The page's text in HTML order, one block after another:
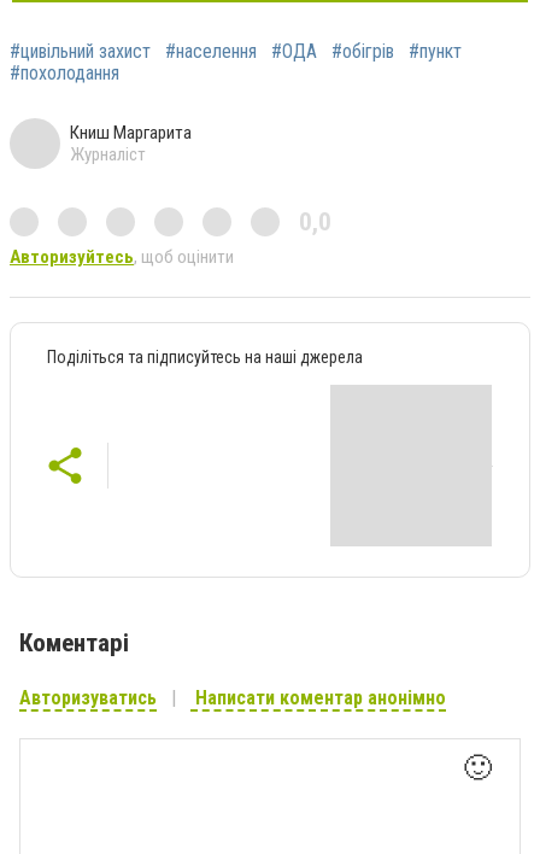
#цивільний захист #населення #ОДА #обігрів
#пункт
#похолодання
Книш Маргарита
Журналіст
0,0
Авторизуйтесь, щоб оцінити
Поділіться та підписуйтесь на наші джерела
Коментарі
Авторизуватись Написати коментар анонімно
🙂